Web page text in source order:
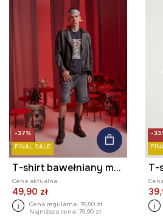
-37%
FINAL SALE
T-shirt bawełniany męski Tattoo Art by Ewelina Kubiak – Evel Qbiak Tattoo
Cena aktualna:
49,90 zł
Cena regularna: 79,90 zł
Najniższa cena: 79,90 zł
-